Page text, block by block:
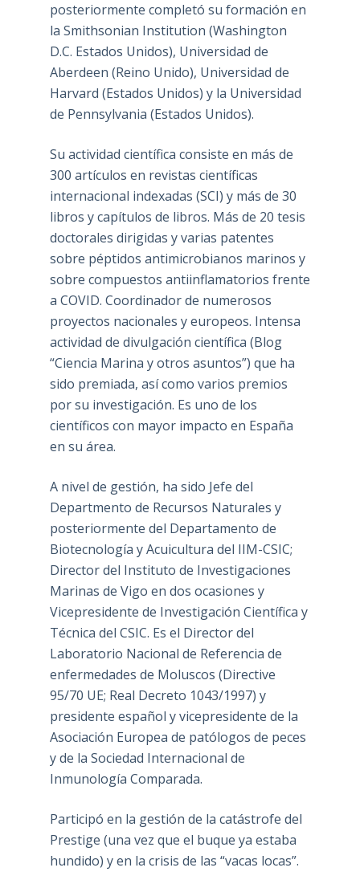
posteriormente completó su formación en
la Smithsonian Institution (Washington
D.C. Estados Unidos), Universidad de
Aberdeen (Reino Unido), Universidad de
Harvard (Estados Unidos) y la Universidad
de Pennsylvania (Estados Unidos).
Su actividad científica consiste en más de
300 artículos en revistas científicas
internacional indexadas (SCI) y más de 30
libros y capítulos de libros. Más de 20 tesis
doctorales dirigidas y varias patentes
sobre péptidos antimicrobianos marinos y
sobre compuestos antiinflamatorios frente
a COVID. Coordinador de numerosos
proyectos nacionales y europeos. Intensa
actividad de divulgación científica (Blog
“Ciencia Marina y otros asuntos”) que ha
sido premiada, así como varios premios
por su investigación. Es uno de los
científicos con mayor impacto en España
en su área.
A nivel de gestión, ha sido Jefe del
Departmento de Recursos Naturales y
posteriormente del Departamento de
Biotecnología y Acuicultura del IIM-CSIC;
Director del Instituto de Investigaciones
Marinas de Vigo en dos ocasiones y
Vicepresidente de Investigación Científica y
Técnica del CSIC. Es el Director del
Laboratorio Nacional de Referencia de
enfermedades de Moluscos (Directive
95/70 UE; Real Decreto 1043/1997) y
presidente español y vicepresidente de la
Asociación Europea de patólogos de peces
y de la Sociedad Internacional de
Inmunología Comparada.
Participó en la gestión de la catástrofe del
Prestige (una vez que el buque ya estaba
hundido) y en la crisis de las “vacas locas”.